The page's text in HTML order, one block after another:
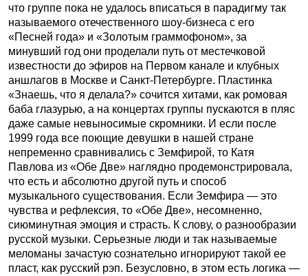
что группе пока не удалось вписаться в парадигму так
называемого отечественного шоу-бизнеса с его
«Песней года» и «Золотым граммофоном», за
минувший год они проделали путь от местечковой
известности до эфиров на Первом канале и клубных
аншлагов в Москве и Санкт-Петербурге. Пластинка
«Знаешь, что я делала?» сочится хитами, как ромовая
баба глазурью, а на концертах группы пускаются в пляс
даже самые невыносимые скромники. И если после
1999 года все поющие девушки в нашей стране
непременно сравнивались с Земфирой, то Катя
Павлова из «Обе Две» наглядно продемонстрировала,
что есть и абсолютно другой путь и способ
музыкального существования. Если Земфира — это
чувства и рефлексия, то «Обе Две», несомненно,
сиюминутная эмоция и страсть. К слову, о разнообразии
русской музыки. Серьезные люди и так называемые
меломаны зачастую сознательно игнорируют такой ее
пласт, как русский рэп. Безусловно, в этом есть логика —